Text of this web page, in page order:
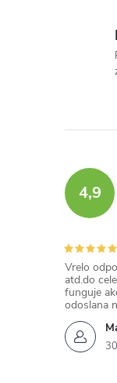
4,9
Vrelo
atd.do
funguje
odoslana